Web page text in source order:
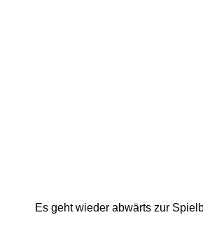
Es geht wieder abwärts zur